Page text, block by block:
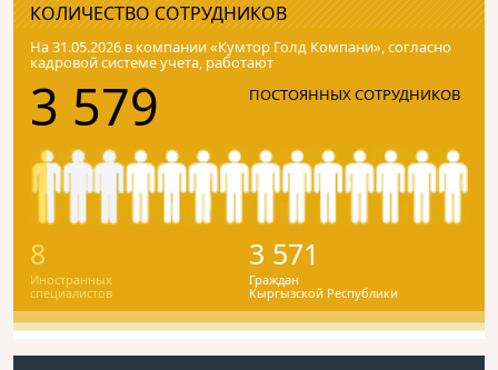
КОЛИЧЕСТВО СОТРУДНИКОВ
На 31.05.2026 в компании «Кумтор Голд Компани», согласно
кадровой системе учета, работают
3 579 ПОСТОЯННЫХ СОТРУДНИКОВ
8
Иностранных
специалистов
3 571
Граждан
Кыргызской Республики